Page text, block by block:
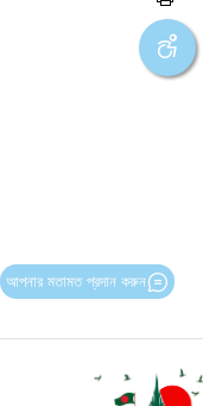
আপনার মতামত প্রদান করুন